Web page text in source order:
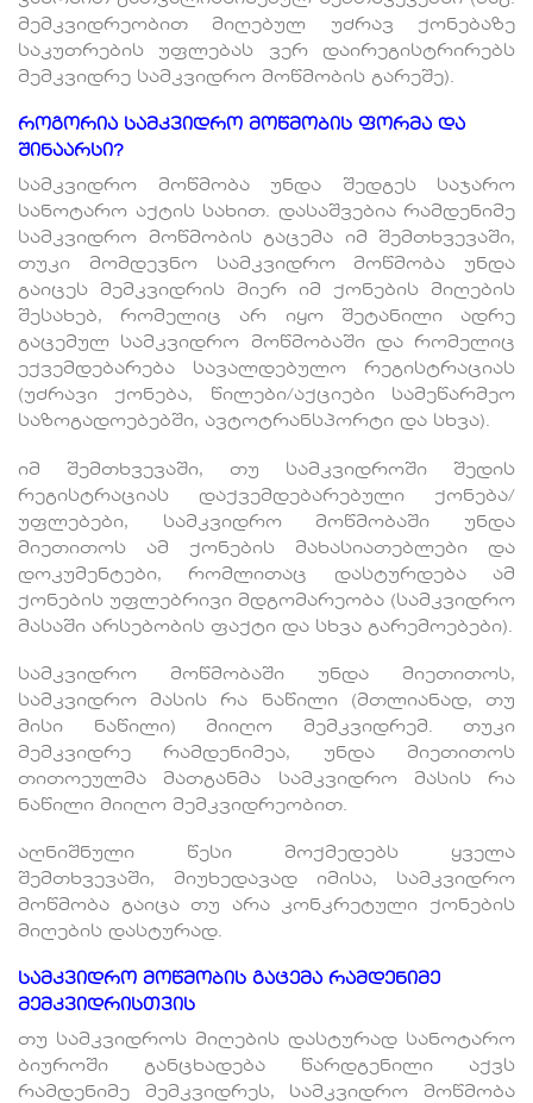
მემკვიდრეობით მიღებულ უძრავ ქონებაზე
საკუთრების უფლებას ვერ დაირეგისტრირებს
მემკვიდრე სამკვიდრო მოწმობის გარეშე).
როგორია სამკვიდრო მოწმობის ფორმა და
შინაარსი?
სამკვიდრო მოწმობა უნდა შედგეს საჯარო
სანოტარო აქტის სახით. დასაშვებია რამდენიმე
სამკვიდრო მოწმობის გაცემა იმ შემთხვევაში,
თუკი მომდევნო სამკვიდრო მოწმობა უნდა
გაიცეს მემკვიდრის მიერ იმ ქონების მიღების
შესახებ, რომელიც არ იყო შეტანილი ადრე
გაცემულ სამკვიდრო მოწმობაში და რომელიც
ექვემდებარება სავალდებულო რეგისტრაციას
(უძრავი ქონება, წილები/აქციები სამეწარმეო
საზოგადოებებში, ავტოტრანსპორტი და სხვა).
იმ შემთხვევაში, თუ სამკვიდროში შედის
რეგისტრაციას დაქვემდებარებული ქონება/
უფლებები, სამკვიდრო მოწმობაში უნდა
მიეთითოს ამ ქონების მახასიათებლები და
დოკუმენტები, რომლითაც დასტურდება ამ
ქონების უფლებრივი მდგომარეობა (სამკვიდრო
მასაში არსებობის ფაქტი და სხვა გარემოებები).
სამკვიდრო მოწმობაში უნდა მიეთითოს,
სამკვიდრო მასის რა ნაწილი (მთლიანად, თუ
მისი ნაწილი) მიიღო მემკვიდრემ. თუკი
მემკვიდრე რამდენიმეა, უნდა მიეთითოს
თითოეულმა მათგანმა სამკვიდრო მასის რა
ნაწილი მიიღო მემკვიდრეობით.
აღნიშნული წესი მოქმედებს ყველა
შემთხვევაში, მიუხედავად იმისა, სამკვიდრო
მოწმობა გაიცა თუ არა კონკრეტული ქონების
მიღების დასტურად.
სამკვიდრო მოწმობის გაცემა რამდენიმე
მემკვიდრისთვის
თუ სამკვიდროს მიღების დასტურად სანოტარო
ბიუროში განცხადება წარდგენილი აქვს
რამდენიმე მემკვიდრეს, სამკვიდრო მოწმობა